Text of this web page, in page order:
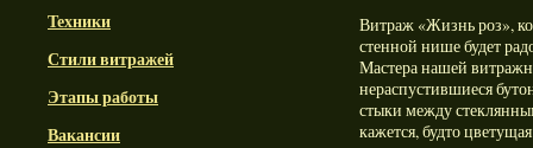
Техники
Стили витражей
Этапы работы
Вакансии
Витраж «Жизнь роз»,
стенной нише будет
Мастера нашей
нераспустившиеся
стыки между
кажется, будто